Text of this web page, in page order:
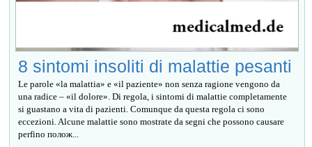
8 sintomi insoliti di malattie pesanti
Le parole «la malattia» e «il paziente» non senza ragione vengono da
una radice – «il dolore». Di regola, i sintomi di malattie completamente
si guastano a vita di pazienti. Comunque da questa regola ci sono
eccezioni. Alcune malattie sono mostrate da segni che possono causare
perfino полож...